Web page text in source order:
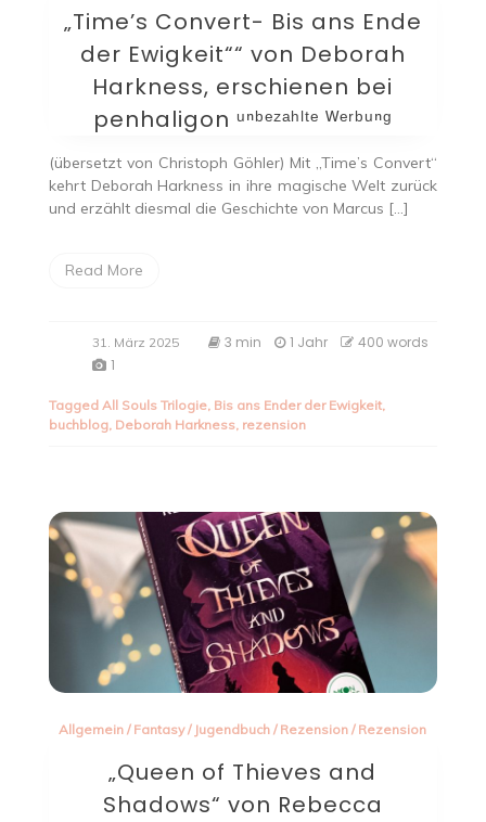
„Time’s Convert- Bis ans Ende
der Ewigkeit““ von Deborah
Harkness, erschienen bei
penhaligon ᵘⁿᵇᵉᶻᵃʰˡᵗᵉ ᵂᵉʳᵇᵘⁿᵍ
(übersetzt von Christoph Göhler) Mit „Time’s Convert“
kehrt Deborah Harkness in ihre magische Welt zurück
und erzählt diesmal die Geschichte von Marcus […]
Read More
31. März 2025 3 min 1 Jahr
400 words
1
Tagged All Souls Trilogie, Bis ans Ender der Ewigkeit,
buchblog, Deborah Harkness, rezension
Allgemein / Fantasy/ Jugendbuch / Rezension / Rezension
„Queen of Thieves and
Shadows“ von Rebecca